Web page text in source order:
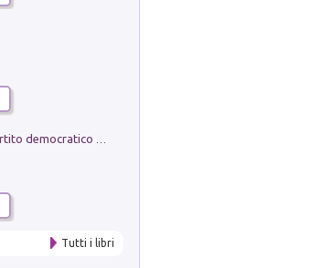
Tutti i libri